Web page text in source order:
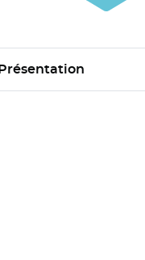
Présentation